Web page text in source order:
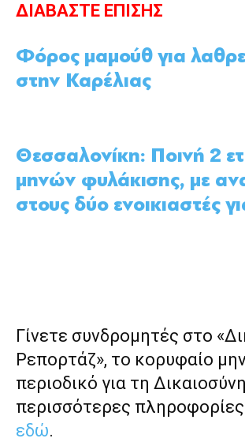
ΔΙΑΒΑΣΤΕ ΕΠΙΣΗΣ
Φόρος μαμούθ για
στην Καρέλιας
Θεσσαλονίκη: Ποινή 2
μηνών φυλάκισης, με
στους δύο ενοικιαστές
Γίνετε συνδρομητές στο
Ρεπορτάζ», το κορυφαίο
περιοδικό για τη
περισσότερες
εδώ.